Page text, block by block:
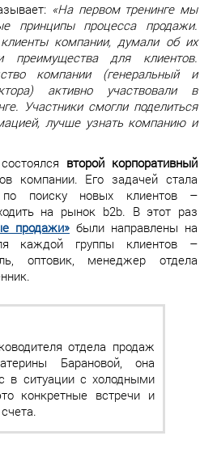
«На первом тренинге мы
принципы процесса продажи.
компании, думали об их
преимущества для клиентов.
компании (генеральный и
активно участвовали в
Участники смогли поделиться
лучше узнать компанию и
второй корпоративный
компании. Его задачей стала
по поиску новых клиентов –
на рынок b2b. В этот раз
продажи» были направлены на
каждой группы клиентов –
оптовик, менеджер отдела
отдела продаж
Барановой, она
в ситуации с холодными
конкретные встречи и